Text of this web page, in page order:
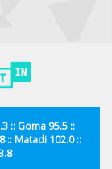
:: Goma 95.5 ::
:: Matadi 102.0 ::